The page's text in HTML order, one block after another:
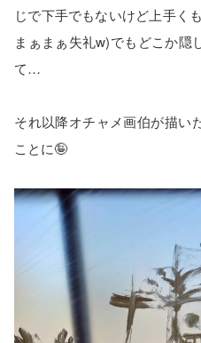
じで下手でもないけど上手く
まぁまぁ失礼w)でもどこか隠
て…
それ以降オチャメ画伯が描い
ことに🤪